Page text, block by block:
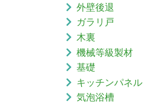
外壁後退
ガラリ戸
木裏
機械等級製材
基礎
キッチンパネル
気泡浴槽